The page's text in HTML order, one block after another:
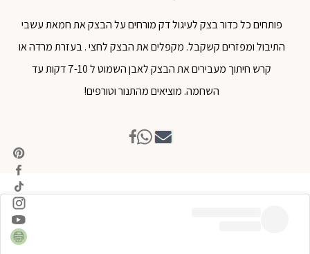
פותחים כל כדור בצק לעיגול דק מורחים על הבצק את חמאת עשבי
התיבול ומפזרים קשקבל. מקפלים את הבצק לחצי . בעזרת מרדה או
קרש חיתוך מעבירים את הבצק לאבן השמוט ל 7-10 דקות עד
השחמה. מוציאים מהתנור וטורפים!